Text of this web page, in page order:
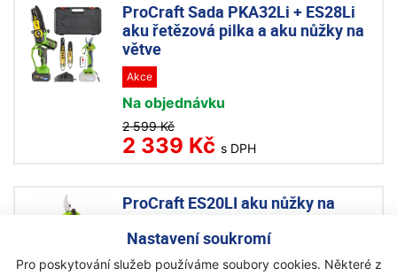
Nastavení soukromí
Pro poskytování služeb používáme soubory cookies. Některé z
ProCraft Sada PKA32Li + ES28Li
aku řetězová pilka a aku nůžky na
větve
Akce
Na objednávku
2 599 Kč
2 339 Kč s DPH
ProCraft ES20LI aku nůžky na